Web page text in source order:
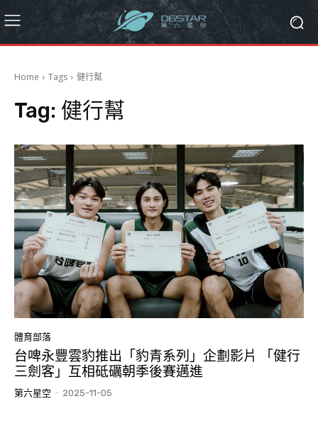
Home Tags 健行幫
Tag: 健行幫
體育部落
台啤永豐雲豹推出「豹青系列」企劃影片 「健行
三劍客」互相砥礪朝季後賽邁進
第六星空 - 2025-11-05